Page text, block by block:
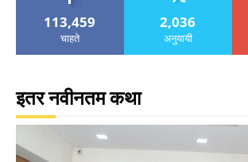
113,459
चाहते
2,036
अनुयायी
इतर नवीनतम कथा